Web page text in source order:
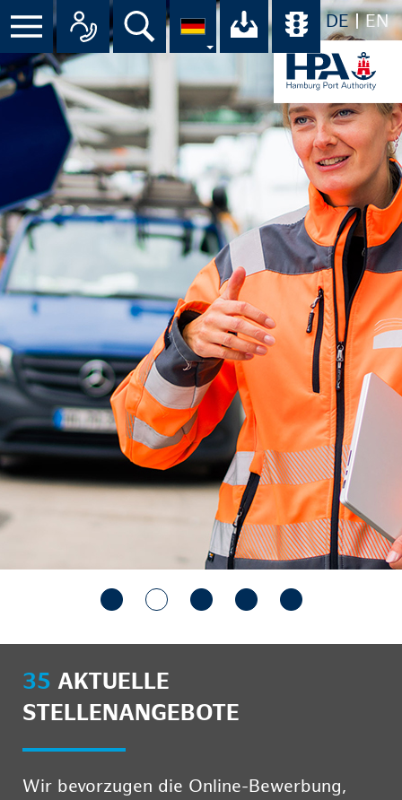
DE EN
Menü Alle Ansprechpartner im
Suche Ihr Download-
35 AKTUELLE
STELLENANGEBOTE
Wir bevorzugen die Online-Bewerbung,